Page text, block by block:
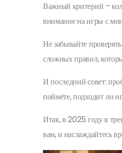
Важный критерий –
внимание на игры с
Не забывайте
сложных правил,
И последний совет:
поймёте, подходит ли
Итак, в 2025 году в
вам, и наслаждайтесь